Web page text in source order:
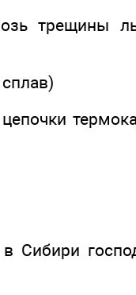
трещины
Сибири